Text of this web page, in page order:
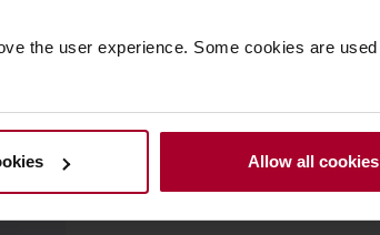
the user experience. Some cookies are used
Allow all cookies